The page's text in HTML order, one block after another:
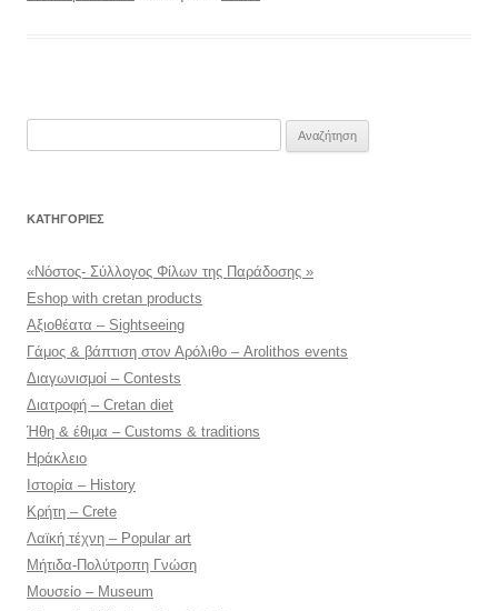
για:
KΑΤΗΓΟΡΊΕΣ
«Νόστος- Σύλλογος Φίλων της Παράδοσης »
Eshop with cretan products
Αξιοθέατα – Sightseeing
Γάμος & βάπτιση στον Αρόλιθο – Arolithos events
Διαγωνισμοί – Contests
Διατροφή – Cretan diet
Ήθη & έθιμα – Customs & traditions
Ηράκλειο
Ιστορία – History
Κρήτη – Crete
Λαϊκή τέχνη – Popular art
Μήτιδα-Πολύτροπη Γνώση
Μουσείο – Museum